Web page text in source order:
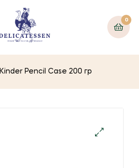
0
Kinder Pencil Case 200 гр